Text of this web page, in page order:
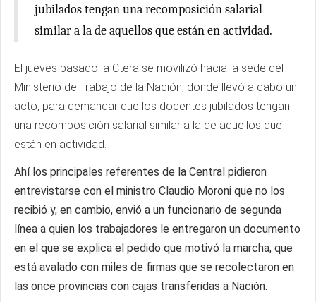
jubilados tengan una recomposición salarial
similar a la de aquellos que están en actividad.
El jueves pasado la Ctera se movilizó hacia la sede del
Ministerio de Trabajo de la Nación, donde llevó a cabo un
acto, para demandar que los docentes jubilados tengan
una recomposición salarial similar a la de aquellos que
están en actividad.
Ahí los principales referentes de la Central pidieron
entrevistarse con el ministro Claudio Moroni que no los
recibió y, en cambio, envió a un funcionario de segunda
línea a quien los trabajadores le entregaron un documento
en el que se explica el pedido que motivó la marcha, que
está avalado con miles de firmas que se recolectaron en
las once provincias con cajas transferidas a Nación.